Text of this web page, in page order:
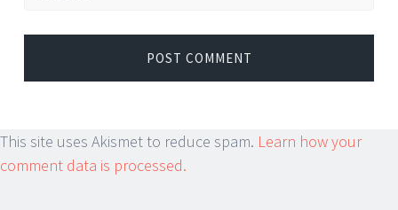
This site uses Akismet to reduce spam. Learn how your
comment data is processed.